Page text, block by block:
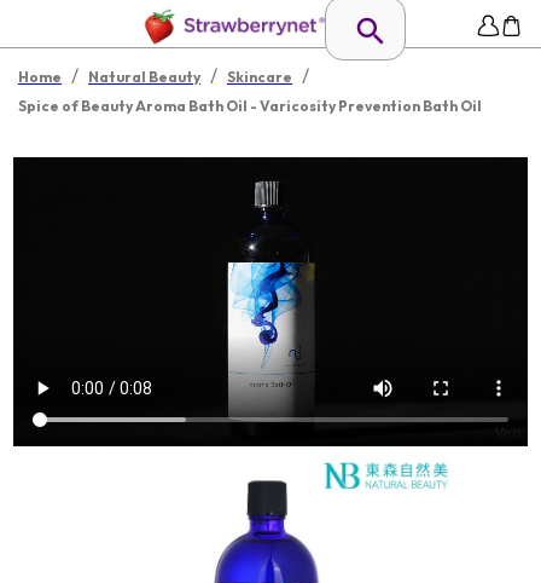
Home / Natural Beauty / Skincare /
Spice of Beauty Aroma Bath Oil - Varicosity Prevention Bath Oil